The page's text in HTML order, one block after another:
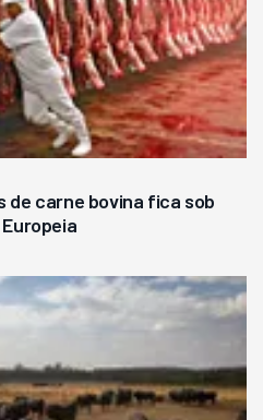
de carne bovina fica sob